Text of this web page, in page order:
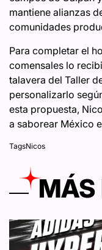
mantiene alianzas
comunidades
Para completar el
comensales lo
talavera del Taller
personalizarlo
esta propuesta,
a saborear México
TagsNicos
MÁS